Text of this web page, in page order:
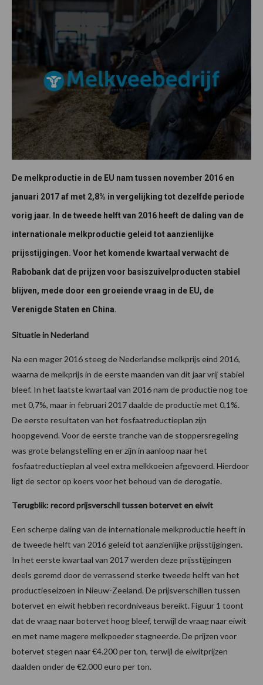
De melkproductie in de EU nam tussen november 2016 en
januari 2017 af met 2,8% in vergelijking tot dezelfde periode
vorig jaar. In de tweede helft van 2016 heeft de daling van de
internationale melkproductie geleid tot aanzienlijke
prijsstijgingen. Voor het komende kwartaal verwacht de
Rabobank dat de prijzen voor basiszuivelproducten stabiel
blijven, mede door een groeiende vraag in de EU, de
Verenigde Staten en China.
Situatie in Nederland
Na een mager 2016 steeg de Nederlandse melkprijs eind 2016,
waarna de melkprijs in de eerste maanden van dit jaar vrij stabiel
bleef. In het laatste kwartaal van 2016 nam de productie nog toe
met 0,7%, maar in februari 2017 daalde de productie met 0,1%.
De eerste resultaten van het fosfaatreductieplan zijn
hoopgevend. Voor de eerste tranche van de stoppersregeling
was grote belangstelling en er zijn in aanloop naar het
fosfaatreductieplan al veel extra melkkoeien afgevoerd. Hierdoor
ligt de sector op koers voor het behoud van de derogatie.
Terugblik: record prijsverschil tussen botervet en eiwit
Een scherpe daling van de internationale melkproductie heeft in
de tweede helft van 2016 geleid tot aanzienlijke prijsstijgingen.
In het eerste kwartaal van 2017 werden deze prijsstijgingen
deels geremd door de verrassend sterke tweede helft van het
productieseizoen in Nieuw-Zeeland. De prijsverschillen tussen
botervet en eiwit hebben recordniveaus bereikt. Figuur 1 toont
dat de vraag naar botervet hoog bleef, terwijl de vraag naar eiwit
en met name magere melkpoeder stagneerde. De prijzen voor
botervet stegen naar €4.200 per ton, terwijl de eiwitprijzen
daalden onder de €2.000 euro per ton.